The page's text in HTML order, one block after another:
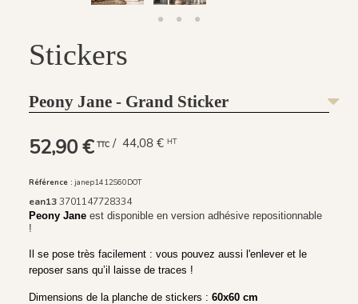
Stickers
Peony Jane - Grand Sticker
52,90 €TTC / 44,08 € HT
Référence : janep1412S60DOT
ean133701147728334
Peony Jane est disponible en version adhésive repositionnable
!
Il se pose très facilement : vous pouvez aussi l'enlever et le
reposer sans qu’il laisse de traces !
Dimensions de la planche de stickers : 60x60 cm